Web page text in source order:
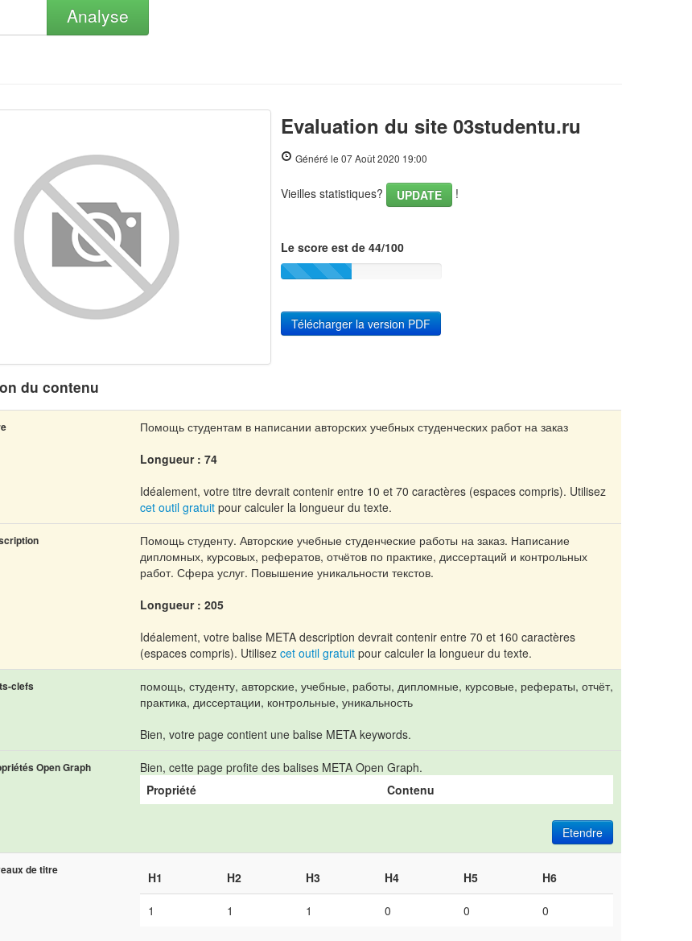
Analyse
Evaluation du site 03studentu.ru
Généré le 07 Août 2020 19:00
Vieilles statistiques? UPDATE !
Le score est de 44/100
Télécharger la version PDF
du contenu
Помощь студентам в написании авторских учебных студенческих работ на заказ
Longueur : 74
Idéalement, votre titre devrait contenir entre 10 et 70 caractères (espaces compris). Utilisez
cet outil gratuit pour calculer la longueur du texte.
Помощь студенту. Авторские учебные студенческие работы на заказ. Написание
дипломных, курсовых, рефератов, отчётов по практике, диссертаций и контрольных
работ. Сфера услуг. Повышение уникальности текстов.
Longueur : 205
Idéalement, votre balise META description devrait contenir entre 70 et 160 caractères
(espaces compris). Utilisez cet outil gratuit pour calculer la longueur du texte.
clefs
помощь, студенту, авторские, учебные, работы, дипломные, курсовые, рефераты, отчёт,
практика, диссертации, контрольные, уникальность
Bien, votre page contient une balise META keywords.
Open Graph
Bien, cette page profite des balises META Open Graph.
Propriété
Contenu
Etendre
de titre H1 H2 H3 H4 H5 H6
1 1 1 0 0 0